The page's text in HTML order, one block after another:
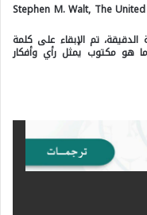
Stephen M. Walt, The
الدقيقة، تم الإبقاء على كلمة
هو مكتوب يمثل رأي وأفكار